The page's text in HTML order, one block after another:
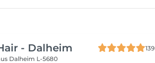
- Dalheim
139
Dalheim L-5680